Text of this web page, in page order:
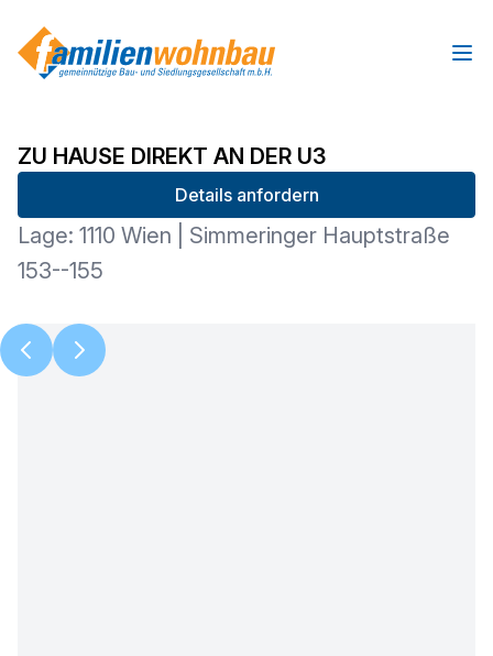
ZU HAUSE DIREKT AN DER U3
Details anfordern
Lage: 1110 Wien | Simmeringer Hauptstraße
153--155